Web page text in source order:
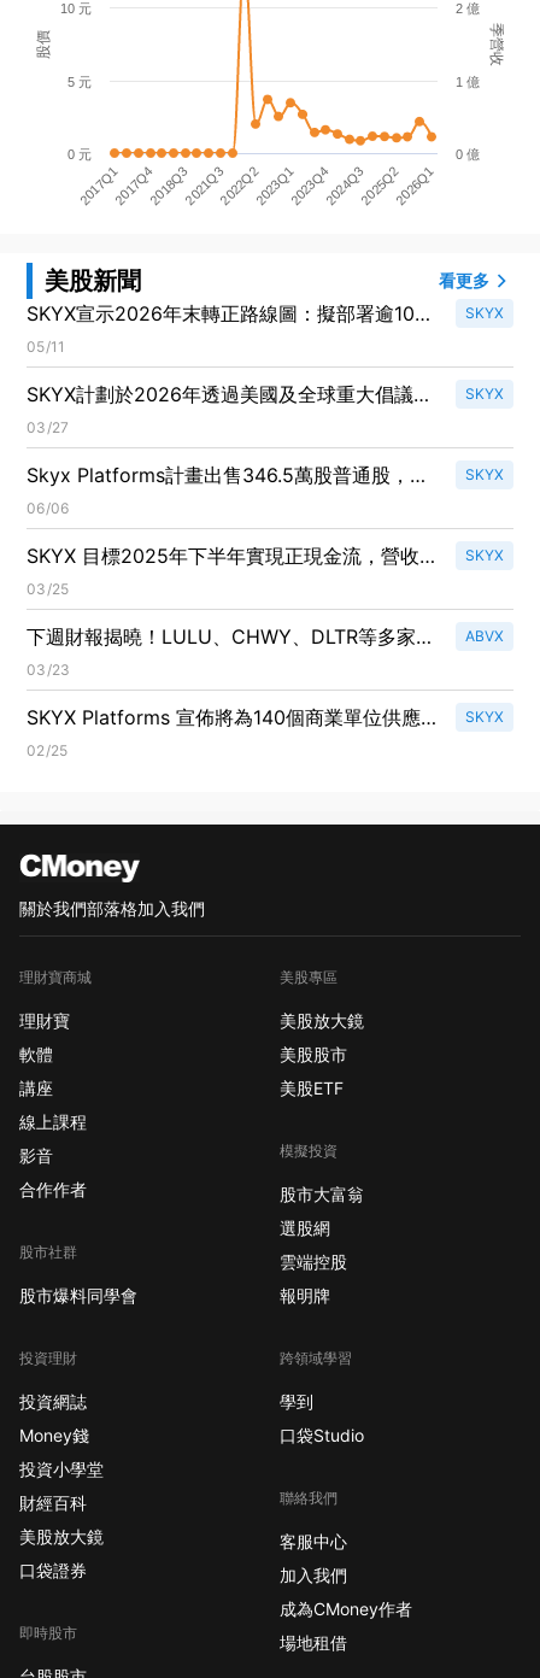
股價 季營收
2017Q1 2018Q3 2022Q2 2023Q4 2025Q2
2017Q4 2021Q3 2023Q1 2024Q3 2026Q1
0 元
5 元
10 元
0 億
1 億
2 億
美股新聞 看更多
SKYX宣示2026年末轉正路線圖：擬部署逾100
萬臺裝置、Q1營收創新高並攜手歐洲飯店與
NVIDIA加速量產
SKYX
05/11
SKYX計劃於2026年透過美國及全球重大倡議部
署超過100萬個智慧家居單位，展現強勁成長潛
力！
SKYX
03/27
Skyx Platforms計畫出售346.5萬股普通股，助
力未來現金流正向！
SKYX
06/06
SKYX 目標2025年下半年實現正現金流，營收
增長強勁！
SKYX
03/25
下週財報揭曉！LULU、CHWY、DLTR等多家零
售巨頭將交出成績單
ABVX
03/23
SKYX Platforms 宣佈將為140個商業單位供應
產品，展開重大合作計畫！
SKYX
02/25
關於我們部落格加入我們
理財寶商城
理財寶
軟體
講座
線上課程
影音
合作作者
股市社群
股市爆料同學會
投資理財
投資網誌
Money錢
投資小學堂
財經百科
美股放大鏡
口袋證券
即時股市
美股專區
美股放大鏡
美股股市
美股ETF
模擬投資
股市大富翁
選股網
雲端控股
報明牌
跨領域學習
學到
口袋Studio
聯絡我們
客服中心
加入我們
成為CMoney作者
場地租借